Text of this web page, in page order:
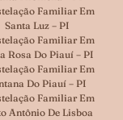
Familiar Em
Santa Luz – PI
Familiar Em
Rosa Do Piauí – PI
Familiar Em
Do Piauí – PI
Familiar Em
Antônio De Lisboa